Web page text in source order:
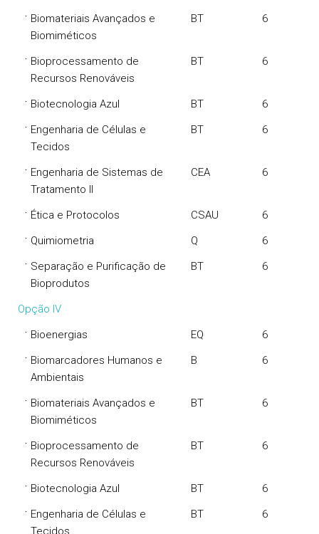
· Biomateriais Avançados e
Biomiméticos
BT 6
· Bioprocessamento de
Recursos Renováveis
BT 6
· Biotecnologia Azul BT 6
· Engenharia de Células e
Tecidos
BT 6
· Engenharia de Sistemas de
Tratamento II
CEA 6
· Ética e Protocolos CSAU 6
· Quimiometria Q 6
· Separação e Purificação de
Bioprodutos
BT 6
Opção IV
· Bioenergias EQ 6
· Biomarcadores Humanos e
Ambientais
B 6
· Biomateriais Avançados e
Biomiméticos
BT 6
· Bioprocessamento de
Recursos Renováveis
BT 6
· Biotecnologia Azul BT 6
· Engenharia de Células e
Tecidos
BT 6